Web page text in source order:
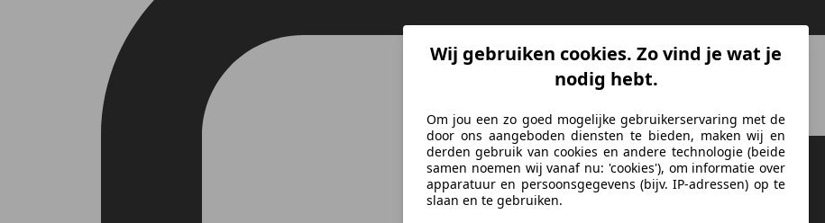
Wij gebruiken cookies. Zo vind je wat je
nodig hebt.
Om jou een zo goed mogelijke gebruikerservaring met de
door ons aangeboden diensten te bieden, maken wij en
derden gebruik van cookies en andere technologie (beide
samen noemen wij vanaf nu: 'cookies'), om informatie over
apparatuur en persoonsgegevens (bijv. IP-adressen) op te
slaan en te gebruiken.